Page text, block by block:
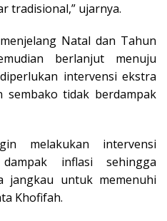
tradisional,” ujarnya.
Natal dan Tahun
berlanjut menuju
intervensi ekstra
tidak berdampak
melakukan intervensi
inflasi sehingga
jangkau untuk memenuhi
Khofifah.